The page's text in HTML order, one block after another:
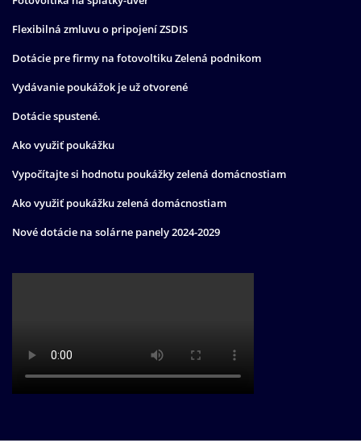
Flexibilná zmluvu o pripojení ZSDIS
Dotácie pre firmy na fotovoltiku Zelená podnikom
Vydávanie poukážok je už otvorené
Dotácie spustené.
Ako využiť poukážku
Vypočítajte si hodnotu poukážky zelená domácnostiam
Ako využiť poukážku zelená domácnostiam
Nové dotácie na solárne panely 2024-2029